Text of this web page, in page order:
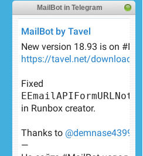
MailBot in Telegram